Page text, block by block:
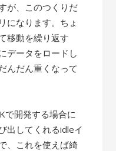
が、このつくりだ
になります。ちょ
移動を繰り返す
データをロードし
んだん重くなって
で開発する場合に
出してくれるidleイ
、これを使えば綺